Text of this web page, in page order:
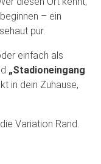
– ein
pur.
einfach als
„Stadioneingang
in dein Zuhause,
Variation Rand.